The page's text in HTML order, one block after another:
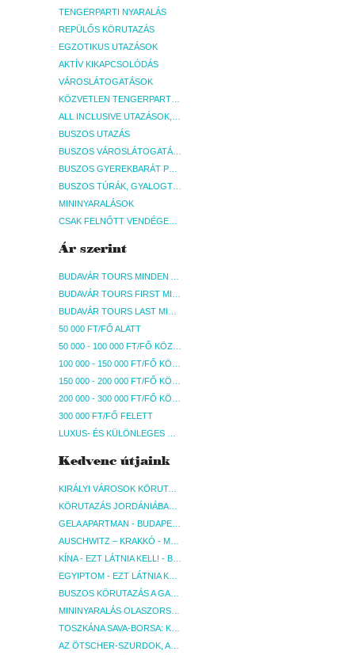
TENGERPARTI NYARALÁS
REPÜLŐS KÖRUTAZÁS
EGZOTIKUS UTAZÁSOK
AKTÍV KIKAPCSOLÓDÁS
VÁROSLÁTOGATÁSOK
BUSZOS UTAZÁS
MININYARALÁSOK
Ár szerint
50 000 FT/FŐ ALATT
300 000 FT/FŐ FELETT
Kedvenc útjaink
KIRÁLYI VÁROSOK KÖRUTAZÁS KÖZVETLEN REPÜLŐJÁRATTAL - BUDAPEST, REPÜLŐ